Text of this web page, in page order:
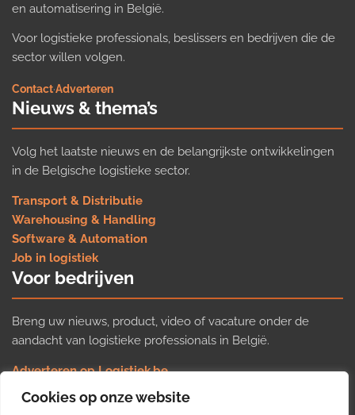
Cookies op onze website
en automatisering in België.
Voor logistieke professionals, beslissers en bedrijven die de
sector willen volgen.
Contact·Adverteren
Nieuws & thema’s
Volg het laatste nieuws en de belangrijkste ontwikkelingen
in de Belgische logistieke sector.
Transport & Distributie
Warehousing & Handling
Software & Automation
Job in logistiek
Voor bedrijven
Breng uw nieuws, product, video of vacature onder de
aandacht van logistieke professionals in België.
Adverteren op Logistiek.be
Nieuws insturen
Uw video op Logistiek.TV